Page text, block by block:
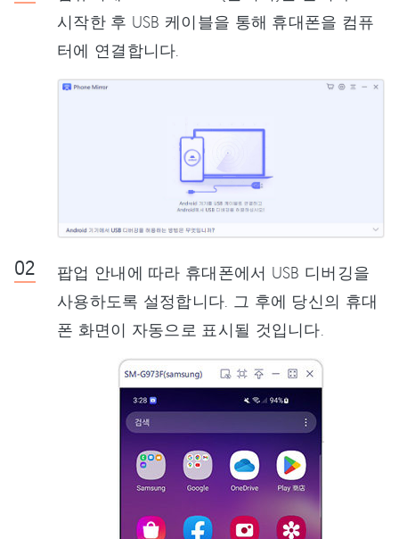
시작한 후 USB 케이블을 통해 휴대폰을 컴퓨
터에 연결합니다.
팝업 안내에 따라 휴대폰에서 USB 디버깅을
사용하도록 설정합니다. 그 후에 당신의 휴대
폰 화면이 자동으로 표시될 것입니다.